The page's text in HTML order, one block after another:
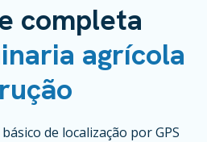
completa
agrícola
de localização por GPS